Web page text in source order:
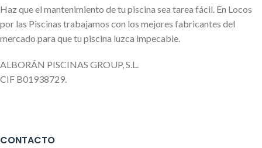
Haz que el mantenimiento de tu piscina sea tarea fácil. En Locos
por las Piscinas trabajamos con los mejores fabricantes del
mercado para que tu piscina luzca impecable.
ALBORÁN PISCINAS GROUP, S.L.
CIF B01938729.
CONTACTO